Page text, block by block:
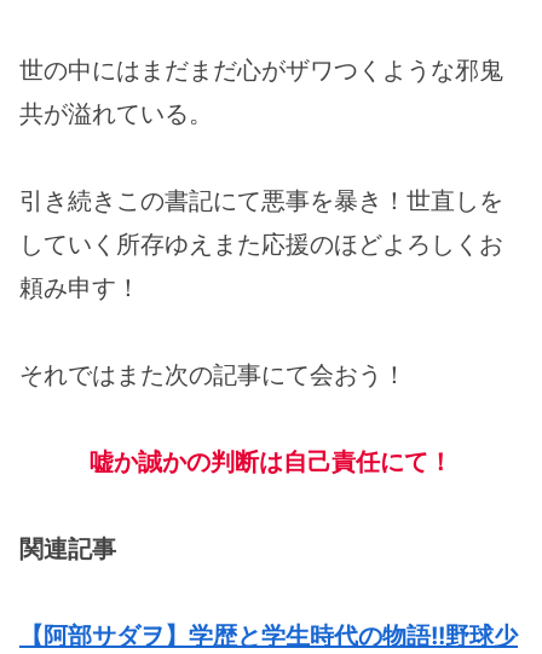
世の中にはまだまだ心がザワつくような邪鬼
共が溢れている。
引き続きこの書記にて悪事を暴き！世直しを
していく所存ゆえまた応援のほどよろしくお
頼み申す！
それではまた次の記事にて会おう！
嘘か誠かの判断は自己責任にて！
関連記事
【阿部サダヲ】学歴と学生時代の物語!!野球少